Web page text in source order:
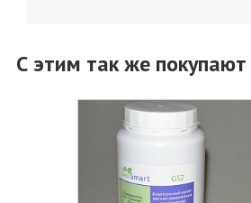
С этим так же покупают